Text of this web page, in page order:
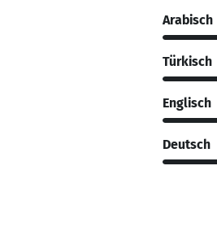
Arabisch
Türkisch
Englisch
Deutsch